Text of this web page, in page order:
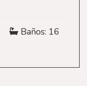
Baños: 16